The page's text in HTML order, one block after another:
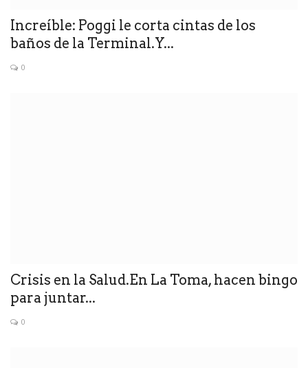
Increíble: Poggi le corta cintas de los
baños de la Terminal.Y...
0
Crisis en la Salud.En La Toma, hacen bingo
para juntar...
0